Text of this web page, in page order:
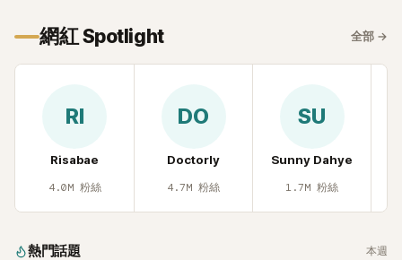
網紅 Spotlight 全部 →
RI
Risabae
4.0M 粉絲
DO
Doctorly
4.7M 粉絲
SU
Sunny Dahye
1.7M 粉絲
熱門話題 本週